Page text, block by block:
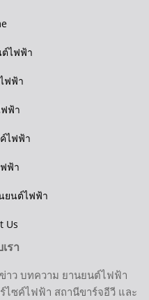
ไฟฟ้า
ฟฟ้า
ฟ้า
ไฟฟ้า
ฟ้า
ยนต์ไฟฟ้า
Us
รา
ข่าว บทความ ยานยนต์ไฟฟ้า
ไซค์ไฟฟ้า สถานีขาร์จอีวี และ